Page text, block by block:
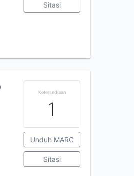
Sitasi
Ketersediaan
1
Unduh MARC
Sitasi